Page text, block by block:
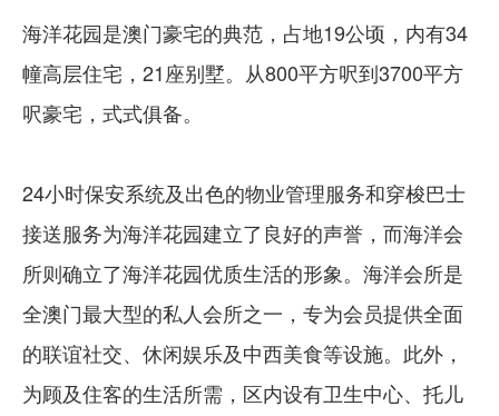
海洋花园是澳门豪宅的典范，占地19公顷，内有34
幢高层住宅，21座别墅。从800平方呎到3700平方
呎豪宅，式式俱备。
24小时保安系统及出色的物业管理服务和穿梭巴士
接送服务为海洋花园建立了良好的声誉，而海洋会
所则确立了海洋花园优质生活的形象。海洋会所是
全澳门最大型的私人会所之一，专为会员提供全面
的联谊社交、休闲娱乐及中西美食等设施。此外，
为顾及住客的生活所需，区内设有卫生中心、托儿